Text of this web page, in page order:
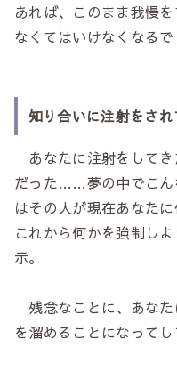
あれば、このまま我慢
なくてはいけなくなるで
知り合いに注射をさ
あなたに注射をして
だった……夢の中でこん
はその人が現在あなた
これから何かを強制し
示。
残念なことに、あな
を溜めることになってし